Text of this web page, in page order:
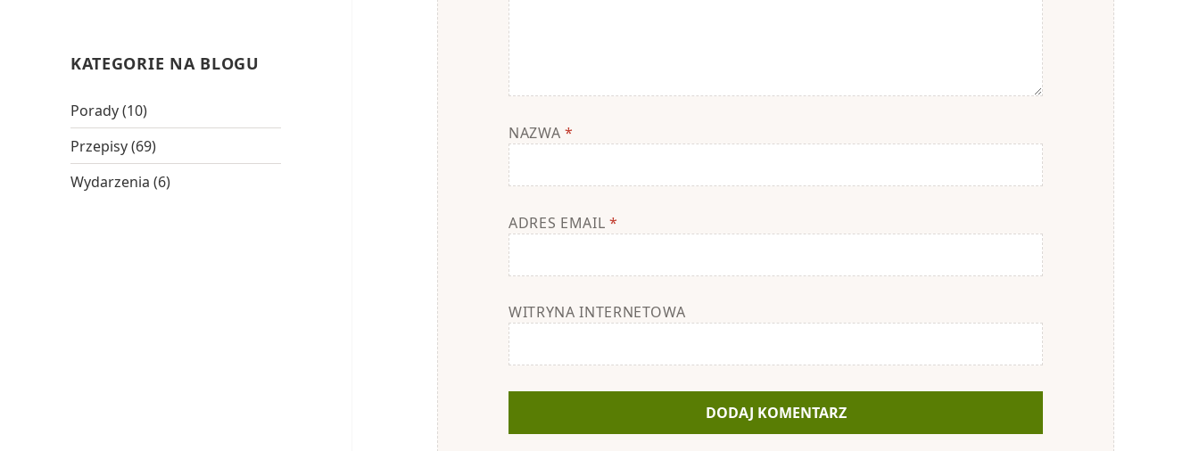
KATEGORIE NA BLOGU
Porady(10)
Przepisy(69)
Wydarzenia (6)
NAZWA*
ADRES EMAIL *
WITRYNA INTERNETOWA